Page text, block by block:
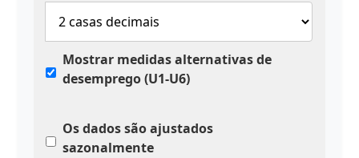
Mostrar medidas alternativas de
desemprego (U1-U6)
Os dados são ajustados
sazonalmente